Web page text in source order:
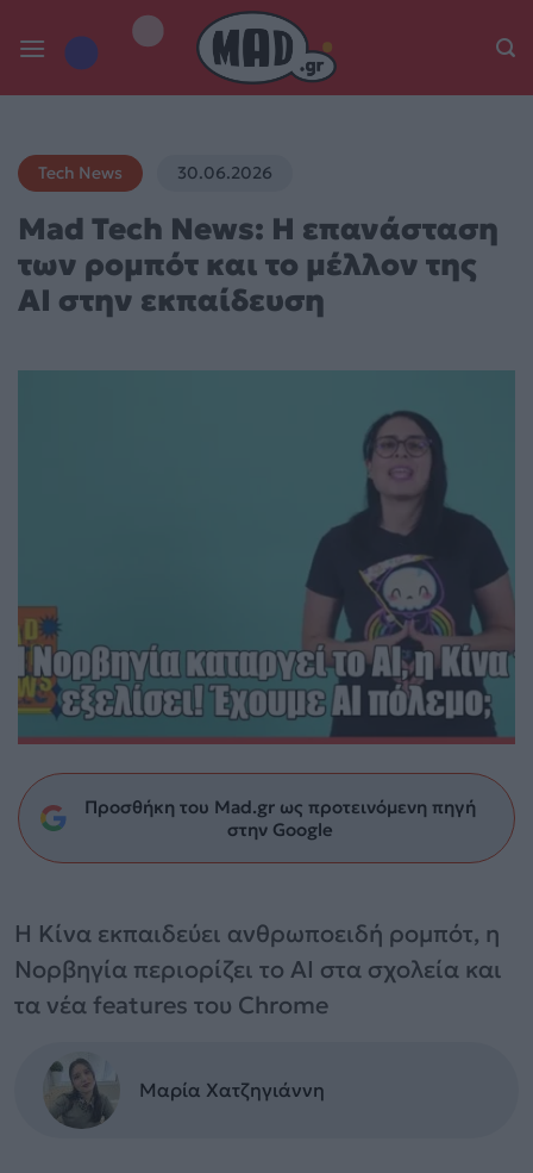
content
Tech News 30.06.2026
Mad Tech News: Η επανάσταση
των ρομπότ και το μέλλον της
AI στην εκπαίδευση
Προσθήκη του Mad.gr ως προτεινόμενη πηγή
στην Google
Η Κίνα εκπαιδεύει ανθρωποειδή ρομπότ, η
Νορβηγία περιορίζει το AI στα σχολεία και
τα νέα features του Chrome
Μαρία Χατζηγιάννη